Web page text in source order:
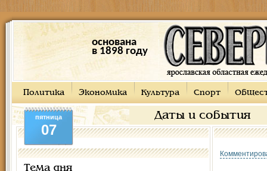
основана
в 1898 году
Политика Экономика Культура Спорт
Даты и события
пятница
07
Тема дня